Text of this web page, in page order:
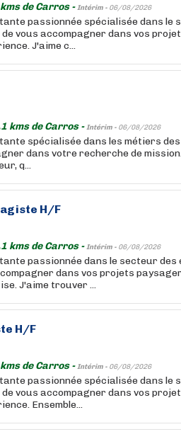
de Carros -Intérim - 06/08/2026
passionnée spécialisée dans le
vous accompagner dans vos
J'aime c...
kms de Carros -Intérim - 06/08/2026
spécialisée dans les métiers
dans votre recherche de
q...
H/F
kms de Carros -Intérim - 06/08/2026
passionnée dans le secteur des
dans vos projets
J'aime trouver ...
H/F
de Carros -Intérim - 06/08/2026
passionnée spécialisée dans le
vous accompagner dans vos
Ensemble...